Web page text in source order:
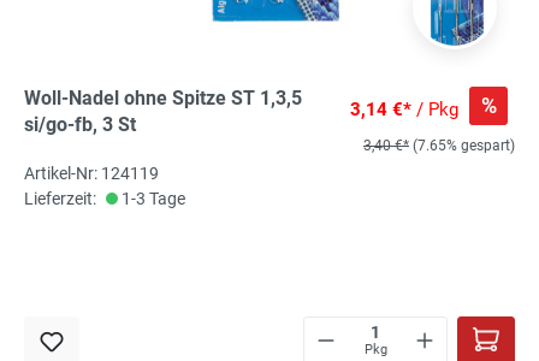
Woll-Nadel ohne Spitze ST 1,3,5
si/go-fb, 3 St
3,14 €* / Pkg %
3,40 €* (7.65% gespart)
Artikel-Nr: 124119
Lieferzeit:
1-3 Tage
Pkg